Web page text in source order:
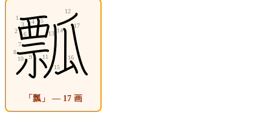
「瓢」 — 17 画